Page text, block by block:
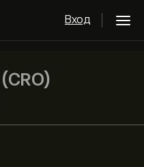
Вход
(CRO)